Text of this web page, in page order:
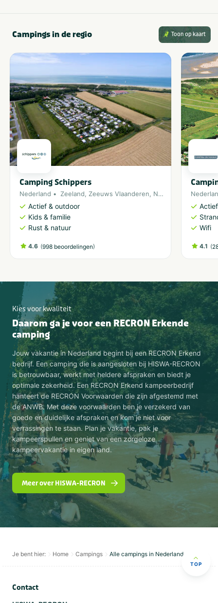
Campings in de regio Toon op kaart
Camping Schippers
Nederland Zeeland, Zeeuws Vlaanderen, Noordzee
Actief & outdoor
Kids & familie
Rust & natuur
4.6 (998 beoordelingen)
Wifi
4.1 (
Kies voor kwaliteit
Daarom ga je voor een RECRON Erkende
camping
Jouw vakantie in Nederland begint bij een RECRON Erkend
bedrijf. Een camping die is aangesloten bij HISWA-RECRON
is betrouwbaar, werkt met heldere afspraken en biedt je
optimale zekerheid. Een RECRON Erkend kampeerbedrijf
hanteert de RECRON Voorwaarden die zijn afgestemd met
de ANWB. Met deze voorwaarden ben je verzekerd van
goede en duidelijke afspraken en kom je niet voor
verrassingen te staan. Plan je vakantie, pak je
kampeerspullen en geniet van een zorgeloze
kampeervakantie in eigen land.
Meer over HISWA-RECRON
Je bent hier: Home Campings Alle campings in Nederland
TOP
Contact